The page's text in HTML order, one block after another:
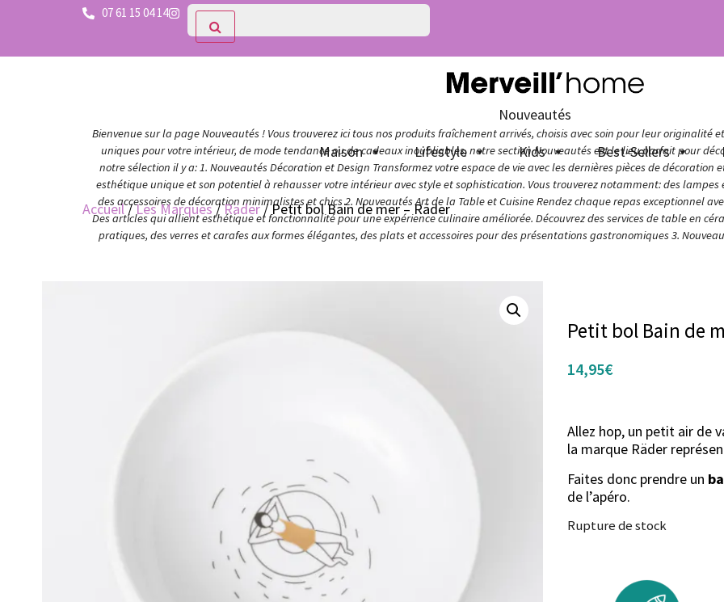
07 61 15 04 14
Nouveautés
Bienvenue sur la page Nouveautés ! Vous trouverez ici tous nos produits fraîchement arrivés, choisis avec soin pour leur originalité
uniques pour votre intérieur, de mode tendance ou de cadeaux inoubliables, notre section Nouveautés est le lieu parfait pour
notre sélection il y a: 1. Nouveautés Décoration et Design Transformez votre espace de vie avec les dernières pièces de
esthétique unique et son potentiel à rehausser votre intérieur avec style et sophistication. Vous trouverez notamment: des
des accessoires de décoration minimalistes et chics 2. Nouveautés Art de la Table et Cuisine Rendez chaque repas exceptionnel
Des articles qui allient esthétique et fonctionnalité pour une expérience culinaire améliorée. Découvrez des services de table en
pratiques, des verres et carafes aux formes élégantes, des plats et accessoires pour des présentations gastronomiques 3.
Maison Lifestyle Kids Best-Sellers
Accueil/Les Marques/Räder/ Petit bol Bain de mer – Räder
Petit bol Bain de
14,95€
Allez hop, un petit air de
la marque Räder
Faites donc prendre un
de l’apéro.
Rupture de stock